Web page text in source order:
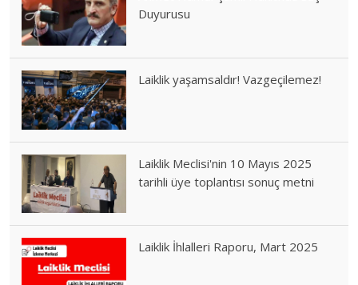
Duyurusu
Laiklik yaşamsaldır! Vazgeçilemez!
Laiklik Meclisi'nin 10 Mayıs 2025
tarihli üye toplantısı sonuç metni
Laiklik İhlalleri Raporu, Mart 2025